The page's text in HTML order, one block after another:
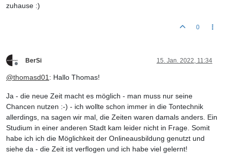
zuhause :)
0
BerSi 15. Jan. 2022, 11:34
@thomasd01 : Hallo Thomas!
Ja - die neue Zeit macht es möglich - man muss nur seine
Chancen nutzen :-) - ich wollte schon immer in die Tontechnik
allerdings, na sagen wir mal, die Zeiten waren damals anders. Ein
Studium in einer anderen Stadt kam leider nicht in Frage. Somit
habe ich ich die Möglichkeit der Onlineausbildung genutzt und
siehe da - die Zeit ist verflogen und ich habe viel gelernt!